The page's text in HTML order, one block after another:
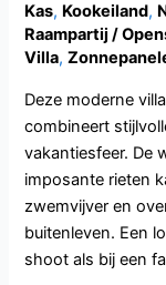
Kas, Kookeiland,
Raampartij /
Villa,
Deze moderne
combineert
vakantiesfeer. De
imposante rieten
zwemvijver en
buitenleven. Een
shoot als bij een